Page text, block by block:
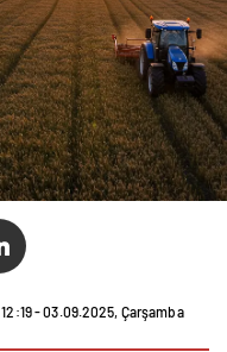
12:19 - 03.09.2025, Çarşamba